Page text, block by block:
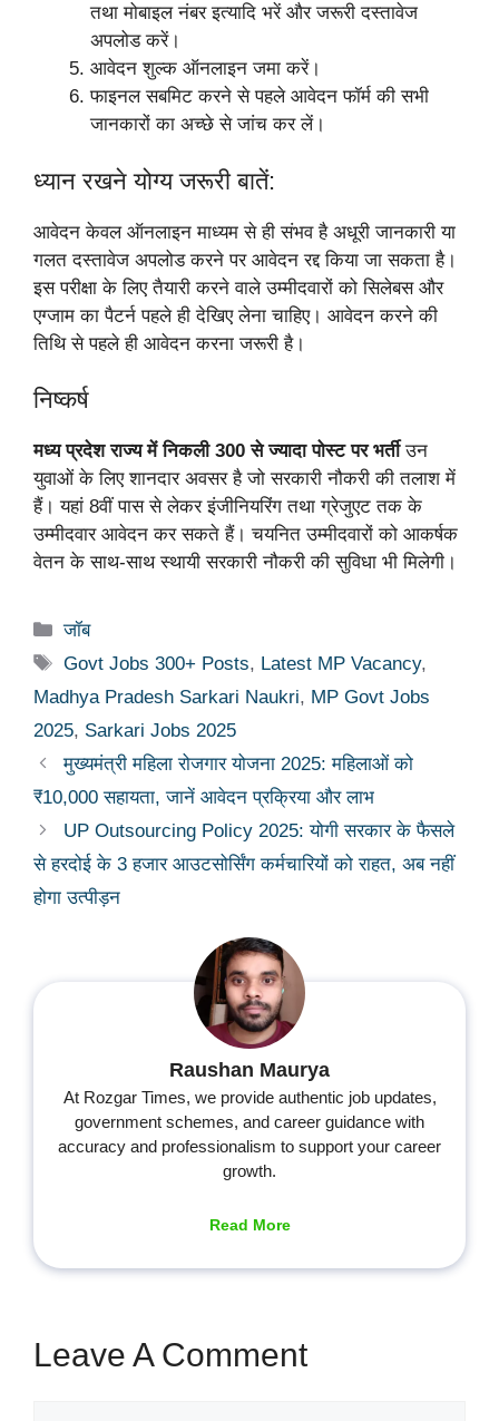
तथा मोबाइल नंबर इत्यादि भरें और जरूरी दस्तावेज
अपलोड करें।
आवेदन शुल्क ऑनलाइन जमा करें।
फाइनल सबमिट करने से पहले आवेदन फॉर्म की सभी
जानकारों का अच्छे से जांच कर लें।
ध्यान रखने योग्य जरूरी बातें:
आवेदन केवल ऑनलाइन माध्यम से ही संभव है अधूरी जानकारी या
गलत दस्तावेज अपलोड करने पर आवेदन रद्द किया जा सकता है।
इस परीक्षा के लिए तैयारी करने वाले उम्मीदवारों को सिलेबस और
एग्जाम का पैटर्न पहले ही देखिए लेना चाहिए। आवेदन करने की
तिथि से पहले ही आवेदन करना जरूरी है।
निष्कर्ष
मध्य प्रदेश राज्य में निकली 300 से ज्यादा पोस्ट पर भर्तीउन
युवाओं के लिए शानदार अवसर है जो सरकारी नौकरी की तलाश में
हैं। यहां 8वीं पास से लेकर इंजीनियरिंग तथा ग्रेजुएट तक के
उम्मीदवार आवेदन कर सकते हैं। चयनित उम्मीदवारों को आकर्षक
वेतन के साथ-साथ स्थायी सरकारी नौकरी की सुविधा भी मिलेगी।
Categories
जॉब
Tags
Govt Jobs 300+ Posts, Latest MP Vacancy,
Madhya Pradesh Sarkari Naukri, MP Govt Jobs
2025, Sarkari Jobs 2025
मुख्यमंत्री महिला रोजगार योजना 2025: महिलाओं को
₹10,000 सहायता, जानें आवेदन प्रक्रिया और लाभ
UP Outsourcing Policy 2025: योगी सरकार के फैसले
से हरदोई के 3 हजार आउटसोर्सिंग कर्मचारियों को राहत, अब नहीं
होगा उत्पीड़न
Raushan Maurya
At Rozgar Times, we provide authentic job updates,
government schemes, and career guidance with
accuracy and professionalism to support your career
growth.
Read More
Leave A Comment